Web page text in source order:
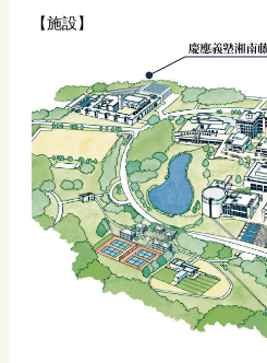
【施設】